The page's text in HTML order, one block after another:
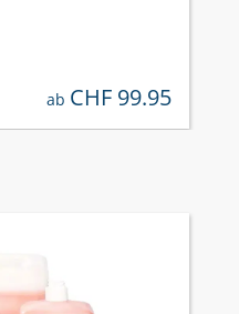
regulärer preis:
ab CHF 99.95